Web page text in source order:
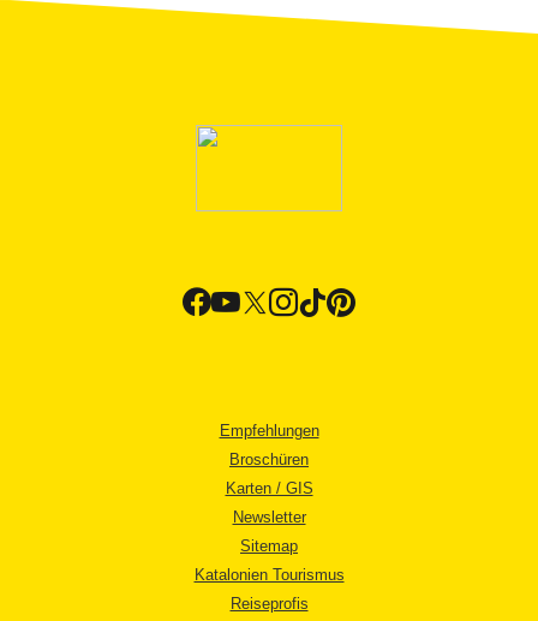
Empfehlungen
Broschüren
Karten / GIS
Newsletter
Sitemap
Katalonien Tourismus
Reiseprofis